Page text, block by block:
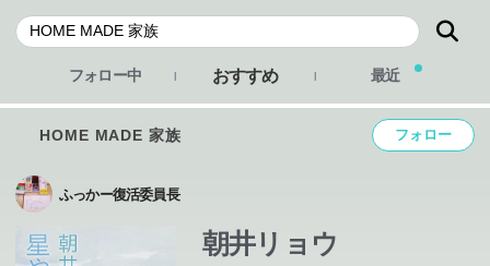
フォロー中 おすすめ 最近
HOME MADE 家族 フォロー
ふっかー復活委員長
朝井リョウ